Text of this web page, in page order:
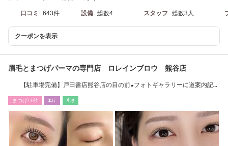
口コミ 643件 設備 総数4 スタッフ 総数3人
クーポンを表示
眉毛とまつげパーマの専門店 ロレインブロウ 熊谷店
【駐車場完備】戸田書店熊谷店の目の前★フォトギャラリーに道案内記載
まつげ･ﾒｲｸ ｴｽﾃ ﾘﾗｸ